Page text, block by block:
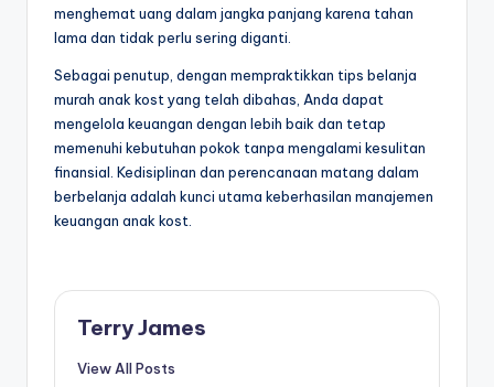
menghemat uang dalam jangka panjang karena tahan
lama dan tidak perlu sering diganti.
Sebagai penutup, dengan mempraktikkan tips belanja
murah anak kost yang telah dibahas, Anda dapat
mengelola keuangan dengan lebih baik dan tetap
memenuhi kebutuhan pokok tanpa mengalami kesulitan
finansial. Kedisiplinan dan perencanaan matang dalam
berbelanja adalah kunci utama keberhasilan manajemen
keuangan anak kost.
Terry James
View All Posts